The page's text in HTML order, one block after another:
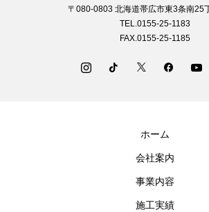
〒080-0803 北海道帯広市東3条南25
TEL.0155-25-1183
FAX.0155-25-1185
ホーム
会社案内
事業内容
施工実績